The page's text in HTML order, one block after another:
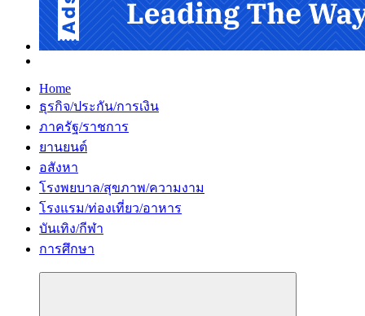
Home
ธุรกิจ/ประกัน/การเงิน
ภาครัฐ/ราชการ
ยานยนต์
อสังหา
โรงพยบาล/สุขภาพ/ความงาม
โรงแรม/ท่องเที่ยว/อาหาร
บันเทิง/กีฬา
การศึกษา